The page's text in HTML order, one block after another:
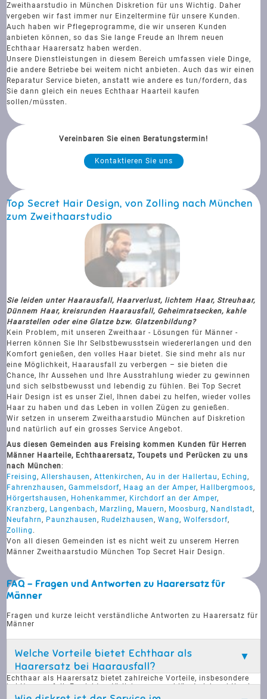
Zweithaarstudio in München Diskretion für uns Wichtig. Daher
vergeben wir fast immer nur Einzeltermine für unsere Kunden.
Auch haben wir Pflegeprogramme, die wir unseren Kunden
anbieten können, so das Sie lange Freude an Ihrem neuen
Echthaar Haarersatz haben werden.
Unsere Dienstleistungen in diesem Bereich umfassen viele Dinge,
die andere Betriebe bei weitem nicht anbieten. Auch das wir einen
Reparatur Service bieten, anstatt wie andere es tun/fordern, das
Sie dann gleich ein neues Echthaar Haarteil kaufen
sollen/müssten.
Vereinbaren Sie einen Beratungstermin!
Kontaktieren Sie uns
Top Secret Hair Design, von Zolling nach München
zum Zweithaarstudio
Sie leiden unter Haarausfall, Haarverlust, lichtem Haar, Streuhaar,
Dünnem Haar, kreisrunden Haarausfall, Geheimratsecken, kahle
Haarstellen oder eine Glatze bzw. Glatzenbildung?
Kein Problem, mit unseren Zweithaar - Lösungen für Männer -
Herren können Sie Ihr Selbstbewusstsein wiedererlangen und den
Komfort genießen, den volles Haar bietet. Sie sind mehr als nur
eine Möglichkeit, Haarausfall zu verbergen – sie bieten die
Chance, Ihr Aussehen und Ihre Ausstrahlung wieder zu gewinnen
und sich selbstbewusst und lebendig zu fühlen. Bei Top Secret
Hair Design ist es unser Ziel, Ihnen dabei zu helfen, wieder volles
Haar zu haben und das Leben in vollen Zügen zu genießen.
Wir setzen in unserem Zweithaarstudio München auf Diskretion
und natürlich auf ein grosses Service Angebot.
Aus diesen Gemeinden aus Freising kommen Kunden für Herren
Männer Haarteile, Echthaarersatz, Toupets und Perücken zu uns
nach München:
Freising,Allershausen,Attenkirchen,Au in der Hallertau, Eching,
Fahrenzhausen,Gammelsdorf, Haag an der Amper, Hallbergmoos,
Hörgertshausen, Hohenkammer, Kirchdorf an der Amper,
Kranzberg, Langenbach, Marzling, Mauern, Moosburg, Nandlstadt,
Neufahrn, Paunzhausen, Rudelzhausen,Wang,Wolfersdorf,
Zolling .
Von all diesen Gemeinden ist es nicht weit zu unserem Herren
Männer Zweithaarstudio München Top Secret Hair Design.
FAQ - Fragen und Antworten zu Haarersatz für
Männer
Fragen und kurze leicht verständliche Antworten zu Haarersatz für
Männer
Welche Vorteile bietet Echthaar als
Haarersatz bei Haarausfall?
Echthaar als Haarersatz bietet zahlreiche Vorteile, insbesondere
bei Haarausfall. Es sieht natürlicher aus und lässt sich nahtlos in
das vorhandene Haar integrieren, sodass es kaum erkennbar ist.